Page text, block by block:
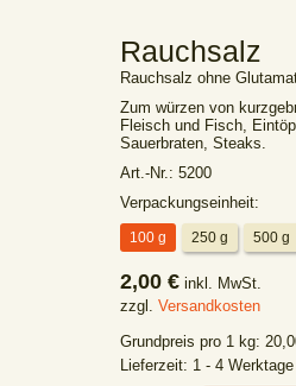
Rauchsalz
Rauchsalz ohne
Zum würzen von
Fleisch und Fisch,
Sauerbraten, Steaks.
Art.-Nr.: 5200
Verpackungseinheit:
100 g 250 g 500 g
2,00 € inkl. MwSt.
zzgl. Versandkosten
Grundpreis pro 1 kg:
Lieferzeit: 1 - 4 Werktage